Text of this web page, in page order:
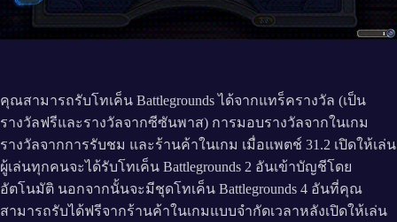
คุณสามารถรับโทเค็น Battlegrounds ได้จากแทร็ครางวัล (เป็น
รางวัลฟรีและรางวัลจากซีซันพาส) การมอบรางวัลจากในเกม
รางวัลจากการรับชม และร้านค้าในเกม เมื่อแพตช์ 31.2 เปิดให้เล่น
ผู้เล่นทุกคนจะได้รับโทเค็น Battlegrounds 2 อันเข้าบัญชีโดย
อัตโนมัติ นอกจากนั้นจะมีชุดโทเค็น Battlegrounds 4 อันที่คุณ
สามารถรับได้ฟรีจากร้านค้าในเกมแบบจำกัดเวลาหลังเปิดให้เล่น